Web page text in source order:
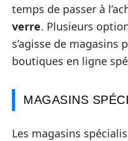
temps de passer à
verre. Plusieurs
s’agisse de magasins
boutiques en ligne
MAGASINS
Les magasins